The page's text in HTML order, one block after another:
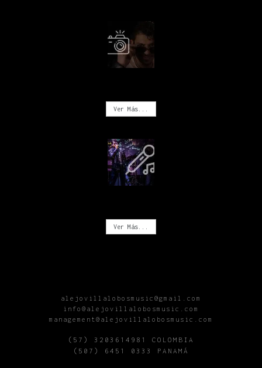
Ver Más...
Ver Más...
alejovillalobosmusic@gmail.com
info@alejovillalobosmusic.com
management@alejovillalobosmusic.com
(57) 3203614981 COLOMBIA
(507) 6451 0333 PANAMÁ